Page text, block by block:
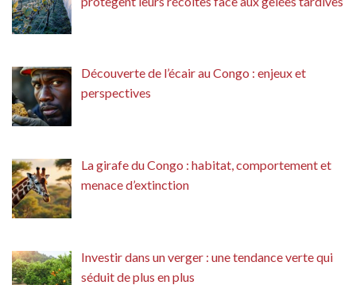
Découverte de l’écair au Congo : enjeux et
perspectives
La girafe du Congo : habitat, comportement et
menace d’extinction
Investir dans un verger : une tendance verte qui
séduit de plus en plus